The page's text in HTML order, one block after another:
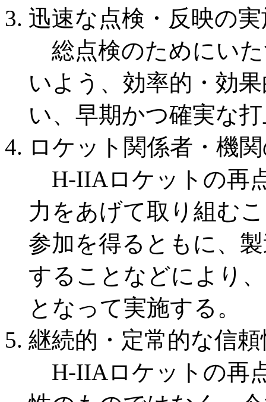
迅速な点検・反映の
総点検のためにい
いよう、効率的・効
い、早期かつ確実な
ロケット関係者・機
H-IIAロケットの再
力をあげて取り組む
参加を得るともに、
することなどにより
となって実施する。
継続的・定常的な信
H-IIAロケットの再